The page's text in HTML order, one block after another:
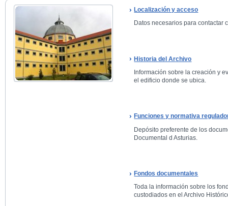
Localización y acceso
Datos necesarios para contactar
Historia del Archivo
Información sobre la creación y
el edificio donde se ubica.
Funciones y normativa
Depósito preferente de los
Documental d Asturias.
Fondos documentales
Toda la información sobre los
custodiados en el Archivo